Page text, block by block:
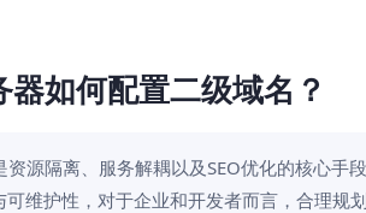
如何配置二级域名？
源隔离、服务解耦以及SEO优化的核心手
维护性，对于企业和开发者而言，合理规